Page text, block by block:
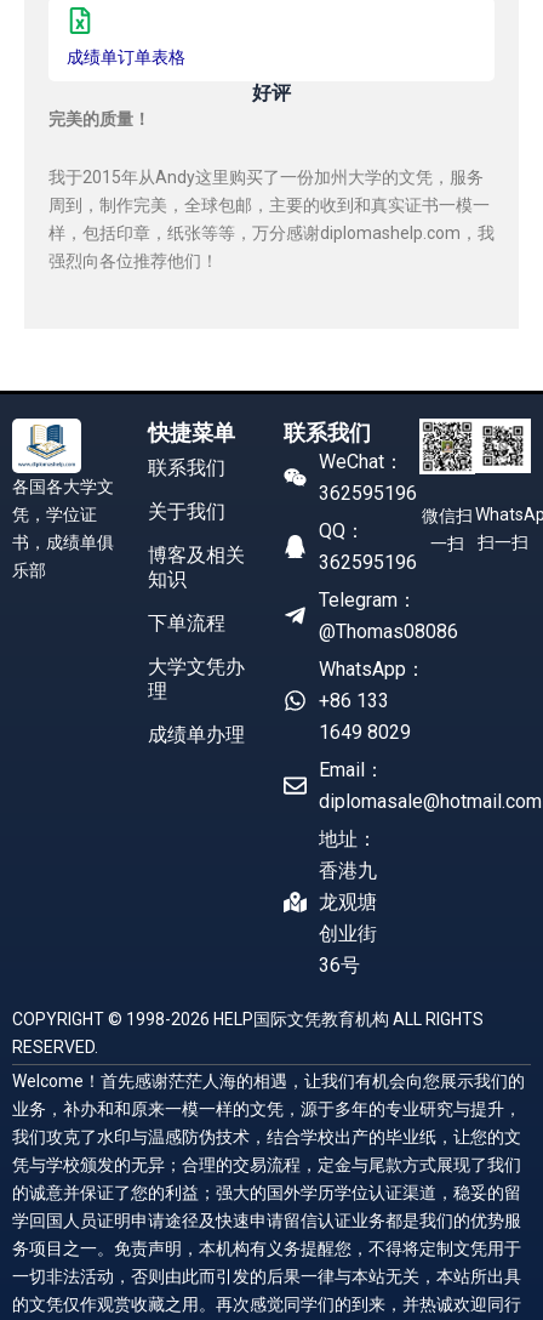
成绩单订单表格
好评
完美的质量！
我于2015年从Andy这里购买了一份加州大学的文凭，服务
周到，制作完美，全球包邮，主要的收到和真实证书一模一
样，包括印章，纸张等等，万分感谢diplomashelp.com，我
强烈向各位推荐他们！
各国各大学文
凭，学位证
书，成绩单俱
乐部
快捷菜单
联系我们
关于我们
博客及相关
知识
下单流程
大学文凭办
理
成绩单办理
联系我们
WeChat：
362595196
QQ：
362595196
Telegram：
@Thomas08086
WhatsApp：
+86 133
1649 8029
Email：
diplomasale@hotmail.com
地址：
香港九
龙观塘
创业街
36号
微信扫
一扫
扫一扫
COPYRIGHT © 1998-2026 HELP国际文凭教育机构 ALL RIGHTS
RESERVED.
Welcome！首先感谢茫茫人海的相遇，让我们有机会向您展示我们的
业务，补办和和原来一模一样的文凭，源于多年的专业研究与提升，
我们攻克了水印与温感防伪技术，结合学校出产的毕业纸，让您的文
凭与学校颁发的无异；合理的交易流程，定金与尾款方式展现了我们
的诚意并保证了您的利益；强大的国外学历学位认证渠道，稳妥的留
学回国人员证明申请途径及快速申请留信认证业务都是我们的优势服
务项目之一。免责声明，本机构有义务提醒您，不得将定制文凭用于
一切非法活动，否则由此而引发的后果一律与本站无关，本站所出具
的文凭仅作观赏收藏之用。再次感觉同学们的到来，并热诚欢迎同行